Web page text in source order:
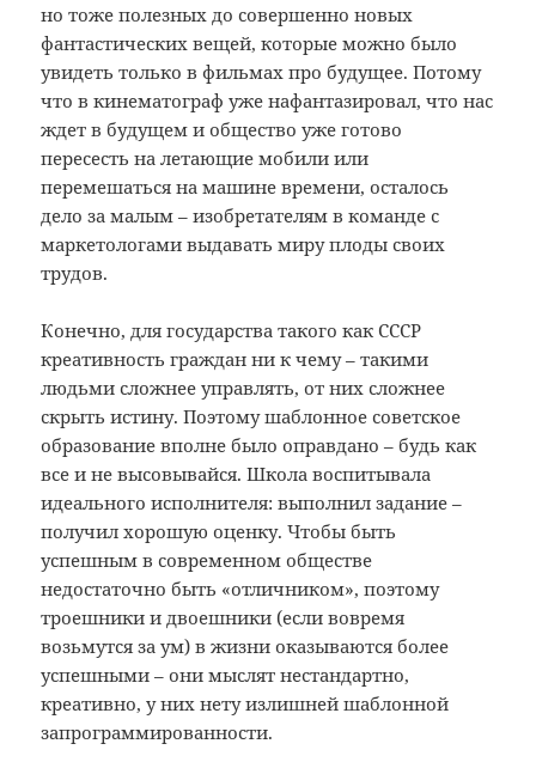
но тоже полезных до совершенно новых
фантастических вещей, которые можно было
увидеть только в фильмах про будущее. Потому
что в кинематограф уже нафантазировал, что нас
ждет в будущем и общество уже готово
пересесть на летающие мобили или
перемешаться на машине времени, осталось
дело за малым – изобретателям в команде с
маркетологами выдавать миру плоды своих
трудов.
Конечно, для государства такого как СССР
креативность граждан ни к чему – такими
людьми сложнее управлять, от них сложнее
скрыть истину. Поэтому шаблонное советское
образование вполне было оправдано – будь как
все и не высовывайся. Школа воспитывала
идеального исполнителя: выполнил задание –
получил хорошую оценку. Чтобы быть
успешным в современном обществе
недостаточно быть «отличником», поэтому
троешники и двоешники (если вовремя
возьмутся за ум) в жизни оказываются более
успешными – они мыслят нестандартно,
креативно, у них нету излишней шаблонной
запрограммированности.